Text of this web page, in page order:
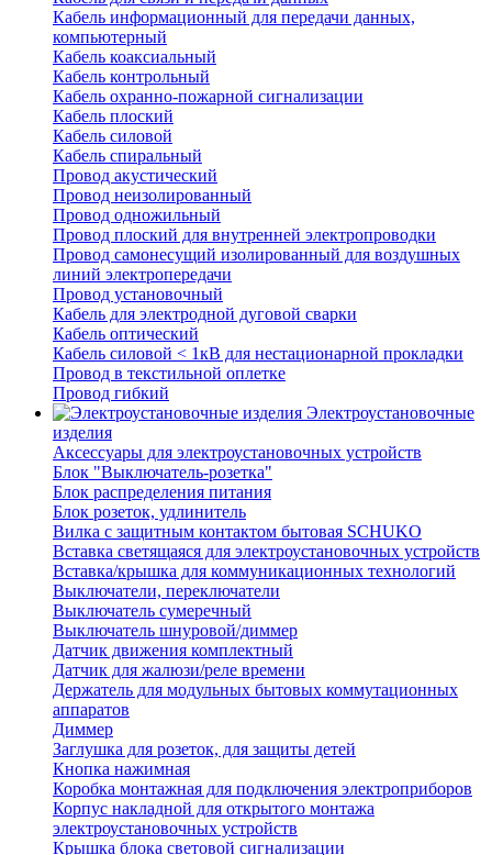
Кабель информационный для передачи данных,
компьютерный
Кабель коаксиальный
Кабель контрольный
Кабель охранно-пожарной сигнализации
Кабель плоский
Кабель силовой
Кабель спиральный
Провод акустический
Провод неизолированный
Провод одножильный
Провод плоский для внутренней электропроводки
Провод самонесущий изолированный для воздушных
линий электропередачи
Провод установочный
Кабель для электродной дуговой сварки
Кабель оптический
Кабель силовой < 1кВ для нестационарной прокладки
Провод в текстильной оплетке
Провод гибкий
Электроустановочные
изделия
Аксессуары для электроустановочных устройств
Блок "Выключатель-розетка"
Блок распределения питания
Блок розеток, удлинитель
Вилка с защитным контактом бытовая SCHUKO
Вставка светящаяся для электроустановочных устройств
Вставка/крышка для коммуникационных технологий
Выключатели, переключатели
Выключатель сумеречный
Выключатель шнуровой/диммер
Датчик движения комплектный
Датчик для жалюзи/реле времени
Держатель для модульных бытовых коммутационных
аппаратов
Диммер
Заглушка для розеток, для защиты детей
Кнопка нажимная
Коробка монтажная для подключения электроприборов
Корпус накладной для открытого монтажа
электроустановочных устройств
Крышка блока световой сигнализации